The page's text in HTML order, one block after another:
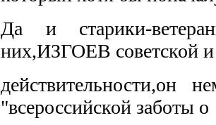
Да и старики-
них,ИЗГОЕВ советской и
действительности,он
"всероссийской заботы о